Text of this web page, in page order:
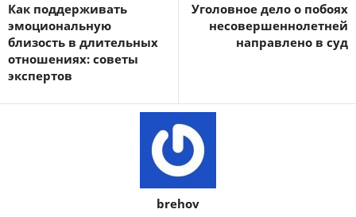
Как поддерживать
эмоциональную
близость в длительных
отношениях: советы
экспертов
Уголовное дело о побоях
несовершеннолетней
направлено в суд
brehov